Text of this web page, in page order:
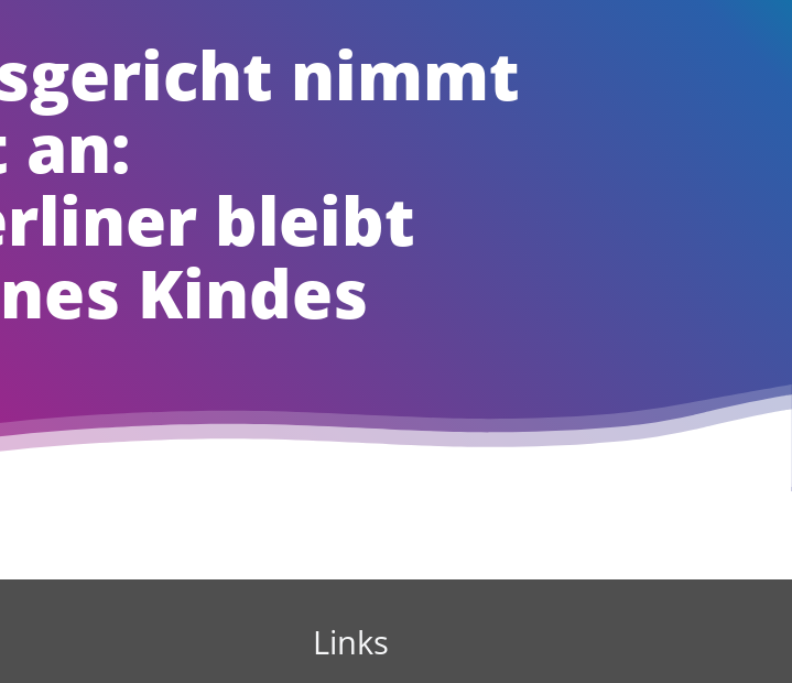
nimmt
an:
bleibt
Kindes
Links